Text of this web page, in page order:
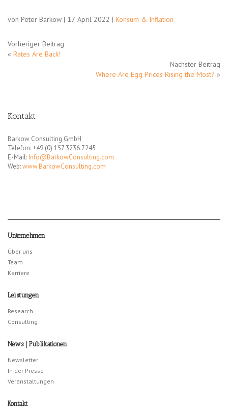
von Peter Barkow | 17. April 2022 | Konsum & Inflation
Vorheriger Beitrag
« Rates Are Back!
Nächster Beitrag
Where Are Egg Prices Rising the Most? »
Kontakt
Barkow Consulting GmbH
Telefon: +49 (0) 157 3236 7245
E-Mail: Info@BarkowConsulting.com
Web:www.BarkowConsulting.com
Unternehmen
Über uns
Team
Karriere
Leistungen
Research
Consulting
News | Publikationen
Newsletter
In der Presse
Veranstaltungen
Kontakt